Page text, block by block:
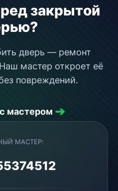
закрытой
дверь — ремонт
мастер откроет её
повреждений.
мастером ➔
МАСТЕР: